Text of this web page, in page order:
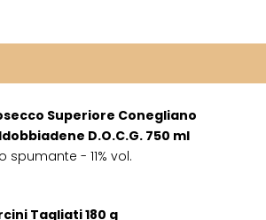
Superiore Conegliano
D.O.C.G. 750 ml
spumante - 11% vol.
Tagliati 180 g